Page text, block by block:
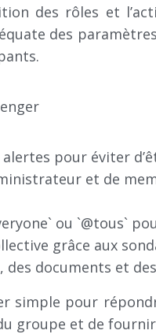
des rôles et
des
alertes pour éviter
et de
ou `@tous`
grâce aux
des documents et
simple pour
groupe et de